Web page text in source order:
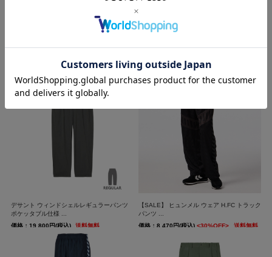
【SALE】 ヒュンメル プレイ ウェア シアサ
価格：10,010円(税込)<30%OFF>
送料無料
デサント ウィンドシェルレギュラーパンツ
価格：19,800円(税込) 送料無料
デサント ウィンドシェルレギュラーパンツ
ポケッタブル仕様 ...
価格：19,800円(税込)
送料無料
【SALE】 ヒュンメル ウェア H.FC トラック
パンツ ...
価格：8,470円(税込)<30%OFF> 送料無料